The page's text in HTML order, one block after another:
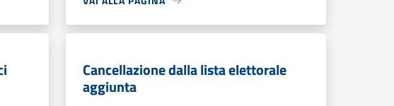
Cancellazione dalla lista elettorale
aggiunta